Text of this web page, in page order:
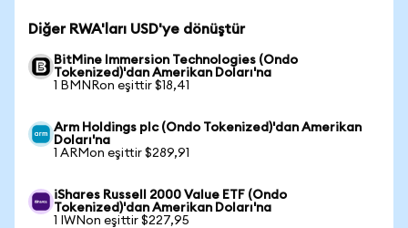
Diğer RWA'ları USD'ye dönüştür
BitMine Immersion Technologies (Ondo
Tokenized)'dan Amerikan Doları'na
1 BMNRon eşittir $18,41
Arm Holdings plc (Ondo Tokenized)'dan Amerikan
Doları'na
1 ARMon eşittir $289,91
iShares Russell 2000 Value ETF (Ondo
Tokenized)'dan Amerikan Doları'na
1 IWNon eşittir $227,95